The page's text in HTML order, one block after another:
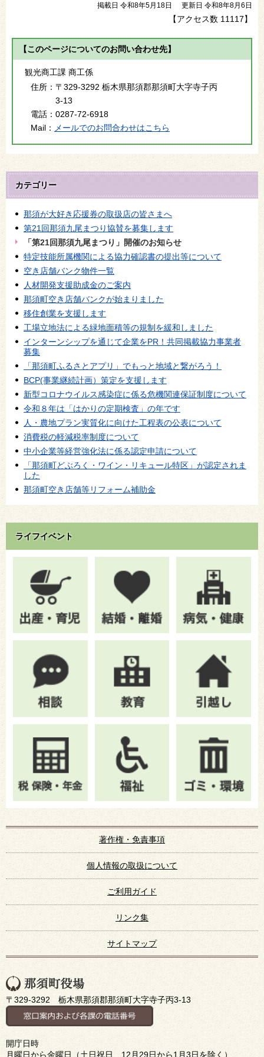
掲載日 令和8年5月18日 更新日 令和8年8月6日
【アクセス数 11117】
【このページについてのお問い合わせ先】
観光商工課 商工係
住所： 〒329-3292 栃木県那須郡那須町大字寺子丙
3-13
電話： 0287-72-6918
Mail：
メールでのお問合わせはこちら
カテゴリー
那須が大好き応援券の取扱店の皆さまへ
第21回那須九尾まつり協賛を募集します
「第21回那須九尾まつり」開催のお知らせ
特定技能所属機関による協力確認書の提出等について
空き店舗バンク物件一覧
人材開発支援助成金のご案内
那須町空き店舗バンクが始まりました
移住創業を支援します
工場立地法による緑地面積等の規制を緩和しました
インターンシップを通じて企業をPR！共同掲載協力事業者
募集
「那須町ふるさとアプリ」でもっと地域と繋がろう！
BCP(事業継続計画）策定を支援します
新型コロナウイルス感染症に係る危機関連保証制度について
令和８年は「はかりの定期検査」の年です
人・農地プラン実質化に向けた工程表の公表について
消費税の軽減税率制度について
中小企業等経営強化法に係る認定申請について
「那須町どぶろく・ワイン・リキュール特区」が認定されま
した
那須町空き店舗等リフォーム補助金
ライフイベント
著作権・免責事項
個人情報の取扱について
ご利用ガイド
リンク集
サイトマップ
〒329-3292 栃木県那須郡那須町大字寺子丙3-13
開庁日時
月曜日から金曜日（土日祝日、12月29日から1月3日を除く）